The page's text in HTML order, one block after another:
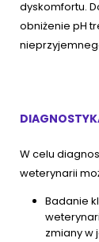
dyskomfortu.
obniżenie pH
W celu
weterynarii
Badanie
zmiany w